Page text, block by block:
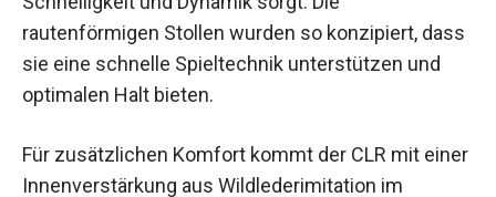
Sohlenmaterial ist leicht und steif, was für höhere
Schnelligkeit und Dynamik sorgt. Die
rautenförmigen Stollen wurden so konzipiert,
dass sie eine schnelle Spieltechnik unterstützen
und optimalen Halt bieten.